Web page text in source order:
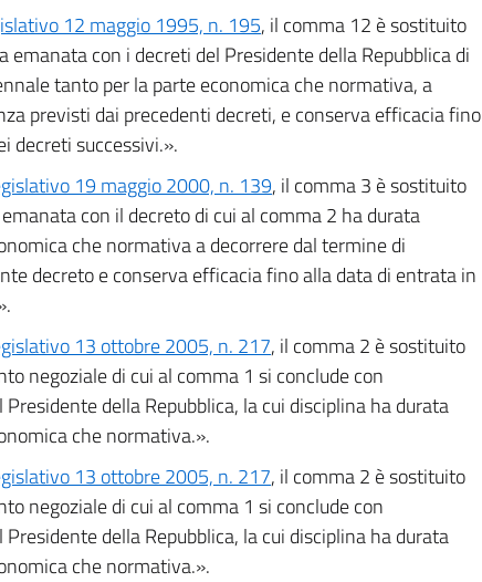
12 maggio 1995, n. 195, il comma 12 è sostituito
emanata con i decreti del Presidente della Repubblica di
tanto per la parte economica che normativa, a
previsti dai precedenti decreti, e conserva efficacia fino
decreti successivi.».
19 maggio 2000, n. 139, il comma 3 è sostituito
con il decreto di cui al comma 2 ha durata
che normativa a decorrere dal termine di
decreto e conserva efficacia fino alla data di entrata in
13 ottobre 2005, n. 217, il comma 2 è sostituito
negoziale di cui al comma 1 si conclude con
della Repubblica, la cui disciplina ha durata
che normativa.».
13 ottobre 2005, n. 217, il comma 2 è sostituito
negoziale di cui al comma 1 si conclude con
della Repubblica, la cui disciplina ha durata
che normativa.».